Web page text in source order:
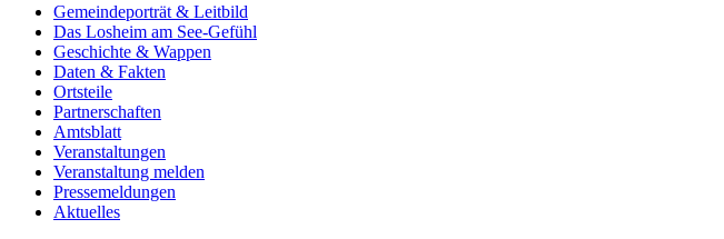
Gemeindeporträt & Leitbild
Das Losheim am See-Gefühl
Geschichte & Wappen
Daten & Fakten
Ortsteile
Partnerschaften
Amtsblatt
Veranstaltungen
Veranstaltung melden
Pressemeldungen
Aktuelles